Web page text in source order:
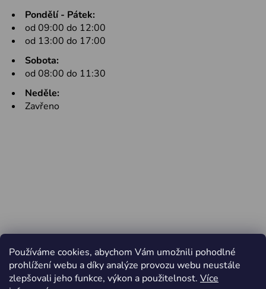
Používáme cookies, abychom Vám umožnili pohodlné
prohlížení webu a díky analýze provozu webu neustále
zlepšovali jeho funkce, výkon a použitelnost. Více
Pondělí - Pátek:
od 09:00 do 12:00
od 13:00 do 17:00
Sobota:
od 08:00 do 11:30
Neděle:
Zavřeno